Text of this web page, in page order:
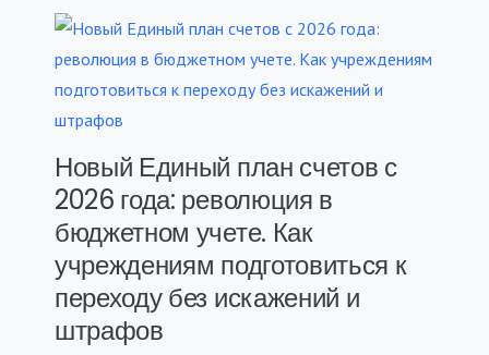
Новый Единый план счетов с
2026 года: революция в
бюджетном учете. Как
учреждениям подготовиться к
переходу без искажений и
штрафов